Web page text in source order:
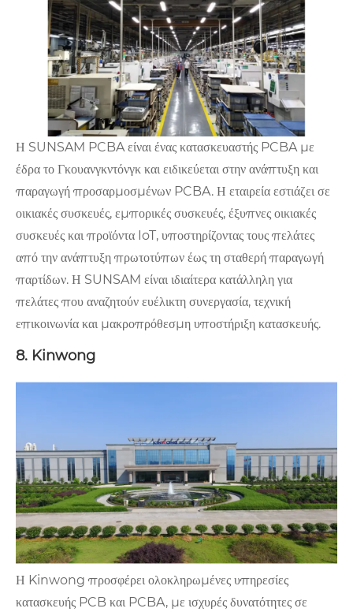
Η SUNSAM PCBA είναι ένας κατασκευαστής PCBA με
έδρα το Γκουανγκντόνγκ και ειδικεύεται στην ανάπτυξη και
παραγωγή προσαρμοσμένων PCBA. Η εταιρεία εστιάζει σε
οικιακές συσκευές, εμπορικές συσκευές, έξυπνες οικιακές
συσκευές και προϊόντα IoT, υποστηρίζοντας τους πελάτες
από την ανάπτυξη πρωτοτύπων έως τη σταθερή παραγωγή
παρτίδων. Η SUNSAM είναι ιδιαίτερα κατάλληλη για
πελάτες που αναζητούν ευέλικτη συνεργασία, τεχνική
επικοινωνία και μακροπρόθεσμη υποστήριξη κατασκευής.
8. Kinwong
Η Kinwong προσφέρει ολοκληρωμένες υπηρεσίες
κατασκευής PCB και PCBA, με ισχυρές δυνατότητες σε